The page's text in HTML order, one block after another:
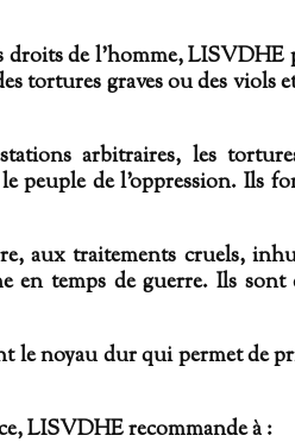
de l’homme,
tortures graves ou des viols
arbitraires, les
de l'oppression. Ils
traitements cruels,
temps de guerre. Ils
noyau dur qui permet de
LISVDHE recommande à :